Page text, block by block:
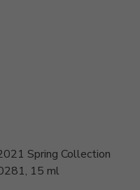
Spring Collection
15 ml